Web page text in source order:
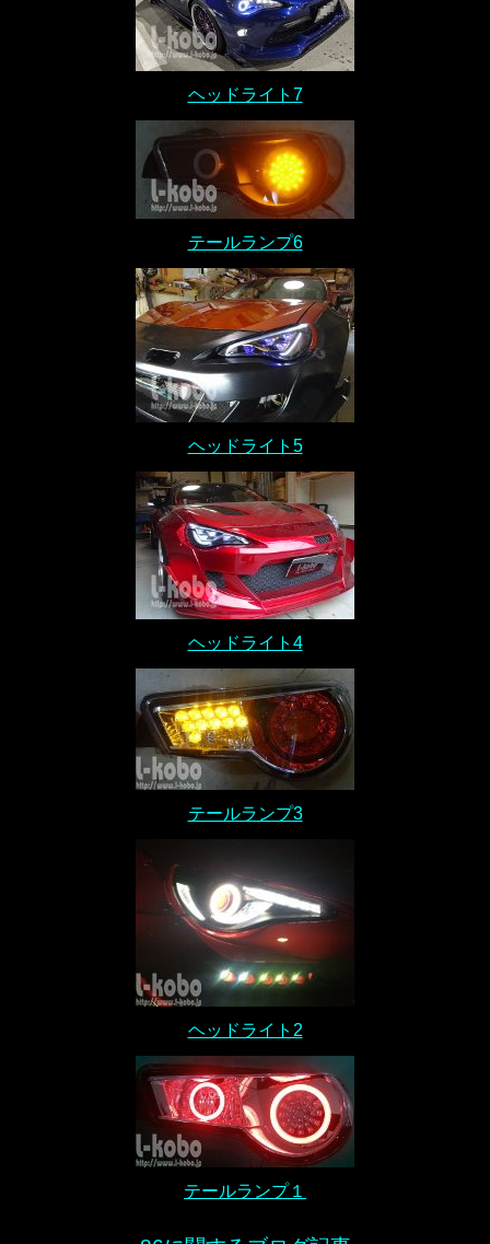
ヘッドライト7
テールランプ6
ヘッドライト5
ヘッドライト4
テールランプ3
ヘッドライト2
テールランプ１